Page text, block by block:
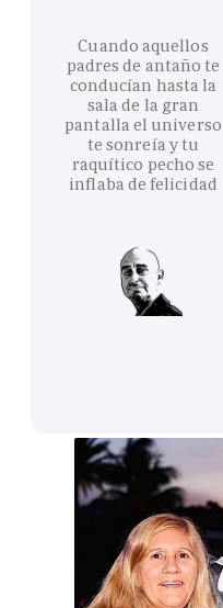
Cuando aquellos
padres de antaño te
conducían hasta la
sala de la gran
pantalla el universo
te sonreía y tu
raquítico pecho se
inflaba de felicidad